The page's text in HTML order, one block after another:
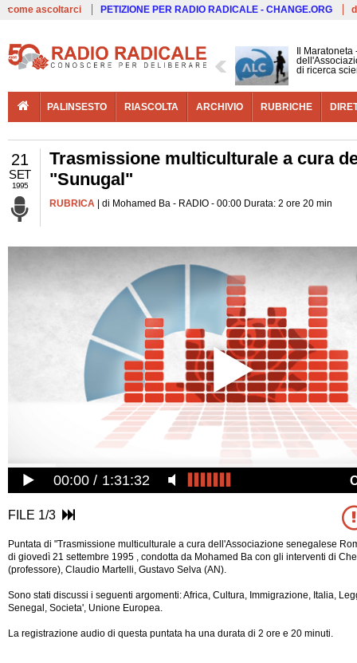
come ascoltarci PETIZIONE PER RADIO RADICALE - CHANGE.ORG
Il
di ricerca
PALINSESTO RIASCOLTA ARCHIVIO RUBRICHE
21
SET
1995
Trasmissione multiculturale a cura
"Sunugal"
RUBRICA | di Mohamed Ba - RADIO - 00:00 Durata: 2 ore 20 min
00:00 1:31:32
FILE 1/3
Puntata di "Trasmissione multiculturale a cura dell'Associazione senegalese
di giovedì 21 settembre 1995 , condotta da Mohamed Ba con gli interventi di
(professore), Claudio Martelli, Gustavo Selva (AN).
Sono stati discussi i seguenti argomenti: Africa, Cultura, Immigrazione, Italia,
Senegal, Societa', Unione Europea.
La registrazione audio di questa puntata ha una durata di 2 ore e 20 minuti.